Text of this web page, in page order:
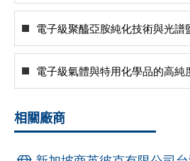
電子級聚醯亞胺純化技術與光譜
電子級氣體與特用化學品的高純
相關廠商